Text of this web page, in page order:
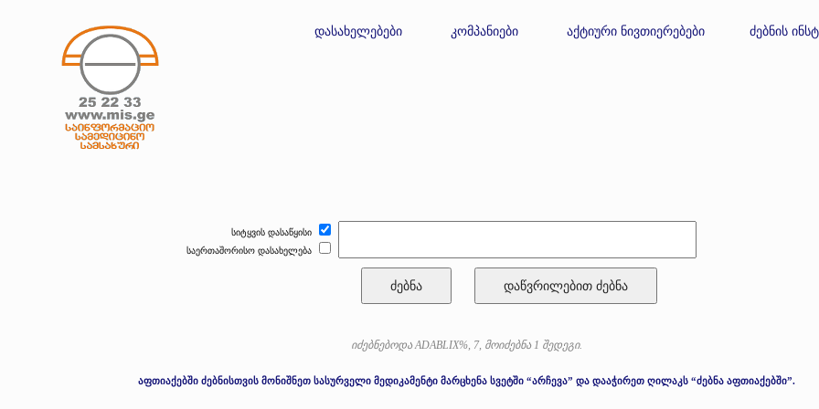
დასახელებები კომპანიები აქტიური ნივთიერებები ძებნის
სიტყვის დასაწყისი
საერთაშორისო დასახელება
ძებნა
იძებნებოდა ADABLIX%, 7, მოიძებნა 1 შედეგი.
აფთიაქებში ძებნისთვის მონიშნეთ სასურველი მედიკამენტი მარცხენა სვეტში “არჩევა” და დააჭირეთ ღილაკს “ძებნა აფთიაქებში”.